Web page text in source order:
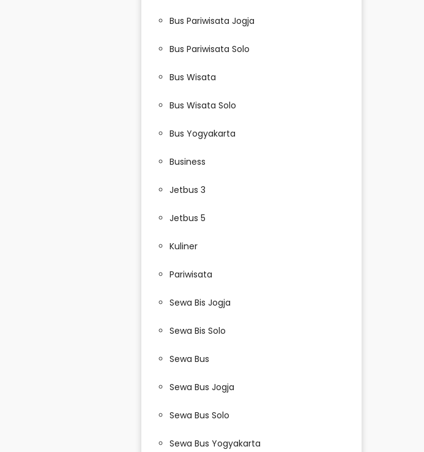
Bus Pariwisata Jogja
Bus Pariwisata Solo
Bus Wisata
Bus Wisata Solo
Bus Yogyakarta
Business
Jetbus 3
Jetbus 5
Kuliner
Pariwisata
Sewa Bis Jogja
Sewa Bis Solo
Sewa Bus
Sewa Bus Jogja
Sewa Bus Solo
Sewa Bus Yogyakarta